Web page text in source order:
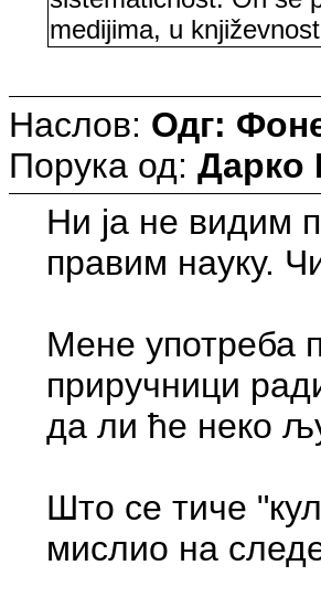
medijima, u
Наслов: Одг:
Порука од: Дарко
Ни ја не видим
правим науку.
Мене употреба
приручници
да ли ће неко
Што се тиче
мислио на